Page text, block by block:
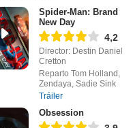
Spider-Man: Brand
New Day
4,2
Director: Destin Daniel
Cretton
Reparto Tom Holland,
Zendaya, Sadie Sink
Tráiler
Obsession